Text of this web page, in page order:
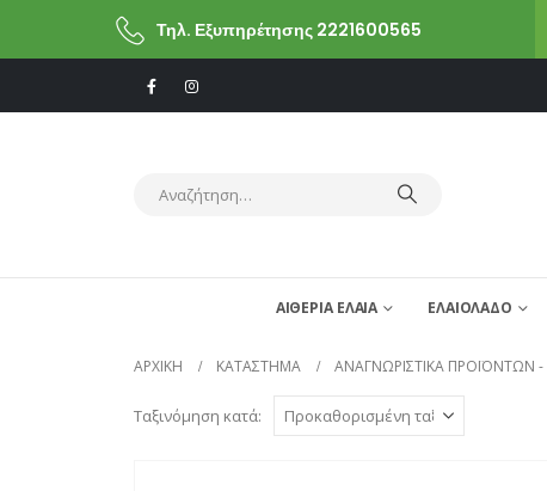
Τηλ. Εξυπηρέτησης 2221600565
ΑΙΘΕΡΙΑ ΕΛΑΙΑ ΕΛΑΙΟΛΑΔΟ
ΑΡΧΙΚΗ ΚΑΤΆΣΤΗΜΑ ΑΝΑΓΝΩΡΙΣΤΙΚΆ ΠΡΟΪΌΝΤΩΝ -
Ταξινόμηση κατά: